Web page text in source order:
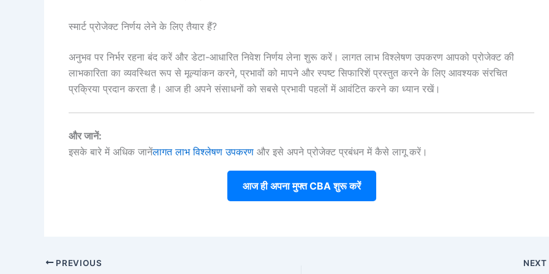
स्मार्ट प्रोजेक्ट निर्णय लेने के लिए तैयार हैं?
अनुभव पर निर्भर रहना बंद करें और डेटा-आधारित निवेश निर्णय लेना शुरू करें। लागत लाभ विश्लेषण उपकरण आपको प्रोजेक्ट की
लाभकारिता का व्यवस्थित रूप से मूल्यांकन करने, प्रभावों को मापने और स्पष्ट सिफारिशें प्रस्तुत करने के लिए आवश्यक संरचित
प्रक्रिया प्रदान करता है। आज ही अपने संसाधनों को सबसे प्रभावी पहलों में आवंटित करने का ध्यान रखें।
और जानें:
इसके बारे में अधिक जानेंलागत लाभ विश्लेषण उपकरण और इसे अपने प्रोजेक्ट प्रबंधन में कैसे लागू करें।
आज ही अपना मुफ्त CBA शुरू करें
PREVIOUS NEXT